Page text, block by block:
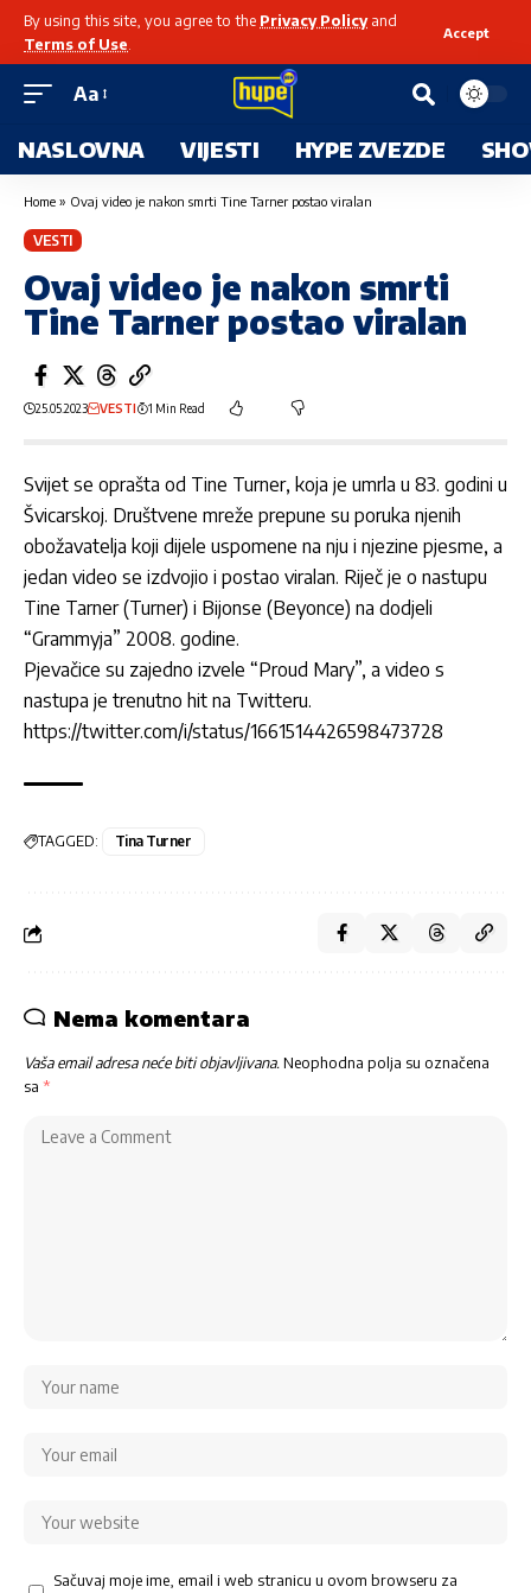
By using this site, you agree to the Privacy Policyand
Terms of Use
Accept
Aa
NASLOVNA VIJESTI HYPE ZVEZDE
Home » Ovaj video je nakon smrti Tine Tarner postao viralan
VESTI
Ovaj video je nakon smrti
Tine Tarner postao viralan
25.05.2023 VESTI 1 Min Read
Svijet se oprašta od Tine Turner, koja je umrla u 83. godini u
Švicarskoj. Društvene mreže prepune su poruka njenih
obožavatelja koji dijele uspomene na nju i njezine pjesme, a
jedan video se izdvojio i postao viralan. Riječ je o nastupu
Tine Tarner (Turner) i Bijonse (Beyonce) na dodjeli
“Grammyja” 2008. godine.
Pjevačice su zajedno izvele “Proud Mary”, a video s
nastupa je trenutno hit na Twitteru.
https://twitter.com/i/status/1661514426598473728
TAGGED: Tina Turner
Nema komentara
Vaša email adresa neće biti objavljivana. Neophodna polja su označena
sa *
Sačuvaj moje ime, email i web stranicu u ovom browseru za